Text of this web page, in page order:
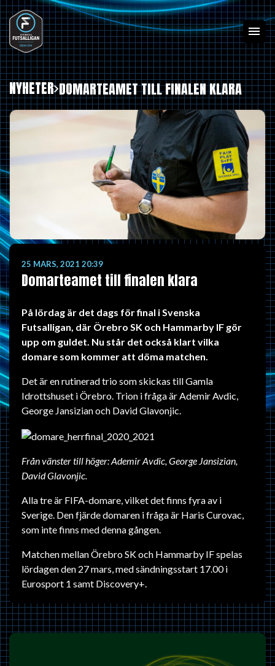
NYHETER DOMARTEAMET TILL FINALEN KLARA
25 MARS, 2021 20:39
Domarteamet till finalen klara
På lördag är det dags för final i Svenska
Futsalligan, där Örebro SK och Hammarby IF gör
upp om guldet. Nu står det också klart vilka
domare som kommer att döma matchen.
Det är en rutinerad trio som skickas till Gamla
Idrottshuset i Örebro. Trion i fråga är Ademir Avdic,
George Jansizian och David Glavonjic.
Från vänster till höger: Ademir Avdic, George Jansizian,
David Glavonjic.
Alla tre är FIFA-domare, vilket det finns fyra av i
Sverige. Den fjärde domaren i fråga är Haris Curovac,
som inte finns med denna gången.
Matchen mellan Örebro SK och Hammarby IF spelas
lördagen den 27 mars, med sändningsstart 17.00 i
Eurosport 1 samt Discovery+.